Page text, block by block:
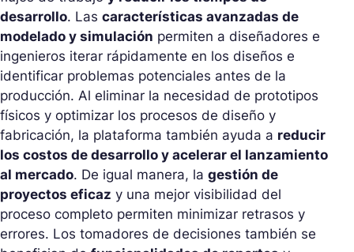
desarrollo. Las características avanzadas de
modelado y simulación permiten a diseñadores e
ingenieros iterar rápidamente en los diseños e
identificar problemas potenciales antes de la
producción. Al eliminar la necesidad de prototipos
físicos y optimizar los procesos de diseño y
fabricación, la plataforma también ayuda a reducir
los costos de desarrollo y acelerar el lanzamiento
al mercado. De igual manera, la gestión de
proyectos eficaz y una mejor visibilidad del
proceso completo permiten minimizar retrasos y
errores. Los tomadores de decisiones también se